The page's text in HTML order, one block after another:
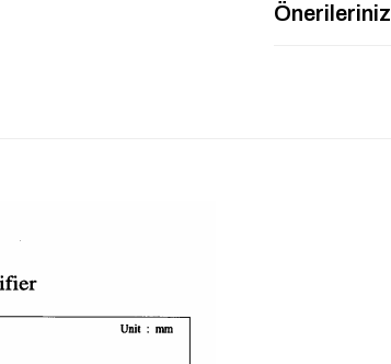
Önerileriniz